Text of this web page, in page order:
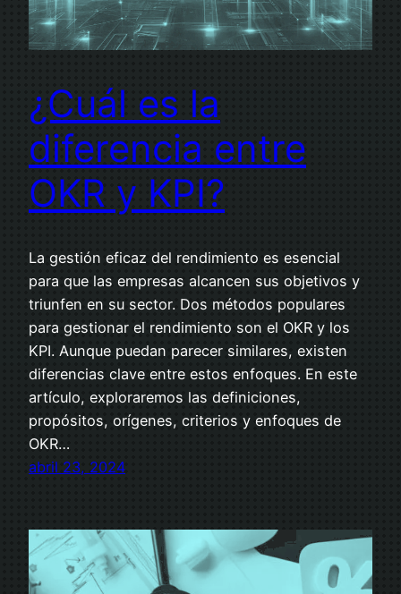
¿Cuál es la
diferencia entre
OKR y KPI?
La gestión eficaz del rendimiento es esencial
para que las empresas alcancen sus objetivos y
triunfen en su sector. Dos métodos populares
para gestionar el rendimiento son el OKR y los
KPI. Aunque puedan parecer similares, existen
diferencias clave entre estos enfoques. En este
artículo, exploraremos las definiciones,
propósitos, orígenes, criterios y enfoques de
OKR…
abril 23, 2024